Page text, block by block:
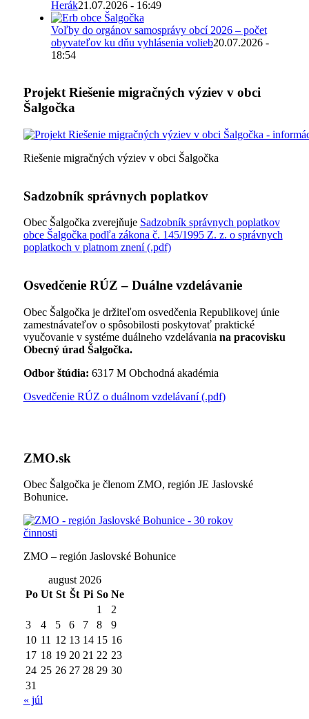
Herák21.07.2026 - 16:49
Voľby do orgánov samosprávy obcí 2026 – počet
obyvateľov ku dňu vyhlásenia volieb20.07.2026 -
18:54
Projekt Riešenie migračných výziev v obci
Šalgočka
Riešenie migračných výziev v obci Šalgočka
Sadzobník správnych poplatkov
Obec Šalgočka zverejňuje Sadzobník správnych poplatkov
obce Šalgočka podľa zákona č. 145/1995 Z. z. o správnych
poplatkoch v platnom znení (.pdf)
Osvedčenie RÚZ – Duálne vzdelávanie
Obec Šalgočka je držiteľom osvedčenia Republikovej únie
zamestnávateľov o spôsobilosti poskytovať praktické
vyučovanie v systéme duálneho vzdelávania na pracovisku
Obecný úrad Šalgočka.
Odbor štúdia: 6317 M Obchodná akadémia
Osvedčenie RÚZ o duálnom vzdelávaní (.pdf)
ZMO.sk
Obec Šalgočka je členom ZMO, región JE Jaslovské
Bohunice.
ZMO – región Jaslovské Bohunice
august 2026
Po Ut St Št Pi So Ne
1
2
3
4 5 6 7 8
9
10 11 12 13 14 15 16
17 18 19 20 21 22 23
24 25 26 27 28 29 30
31
« júl